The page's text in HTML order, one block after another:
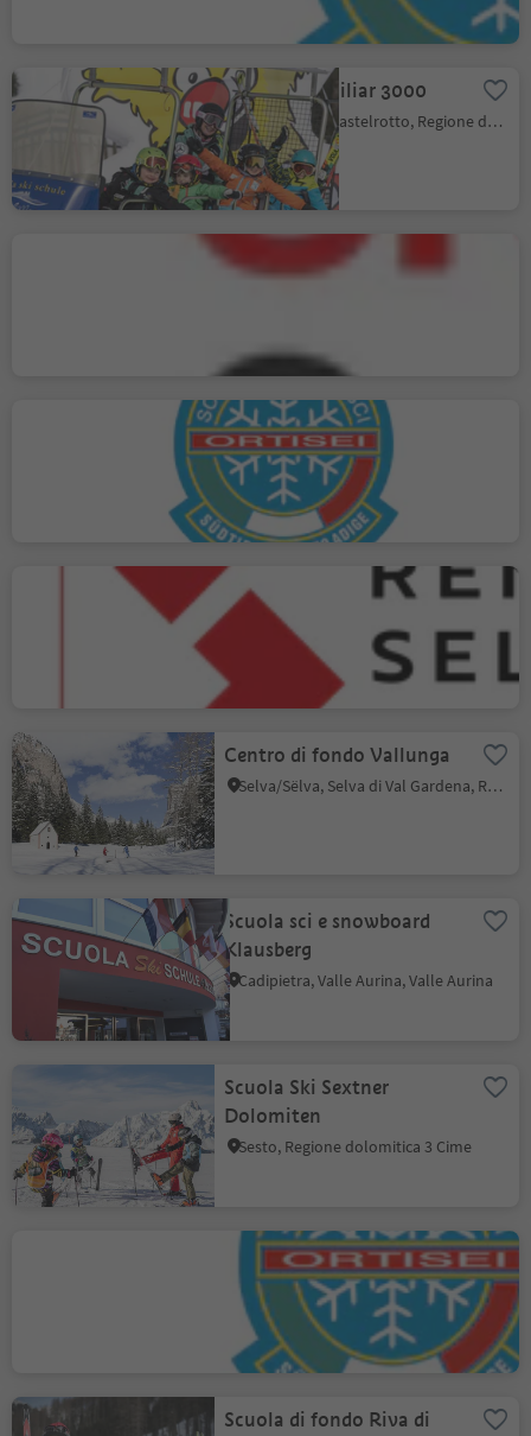
Scuola Sci Sciliar 3000
Alpe di Siusi, Castelrotto, Regione dolomitica Alpe di Siusi
Scuola di sci & snowboard
S. Cristina
Scuola sci & snowboard
Ortisei - Mardolomit
Quality Rental Scuola Sci
Selva
Centro di fondo Vallunga
Selva/Sëlva, Selva di Val Gardena, Regione dolomitica Val Gardena
Scuola sci e snowboard
Klausberg
Cadipietra, Valle Aurina, Valle Aurina
Scuola Ski Sextner
Dolomiten
Sesto, Regione dolomitica 3 Cime
Scuola sci & snowboard
Ortisei
Ortisei/Urtijëi, Ortisei, Regione dolomitica Val Gardena
Scuola di fondo Riva di